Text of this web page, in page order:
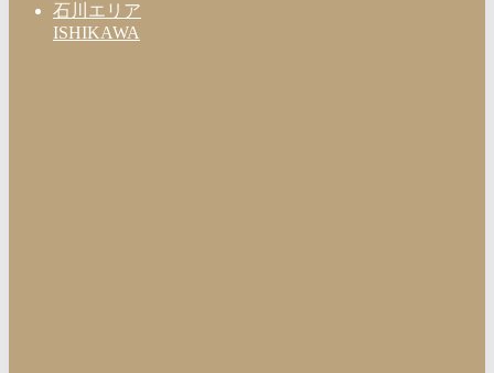
石川エリア
ISHIKAWA